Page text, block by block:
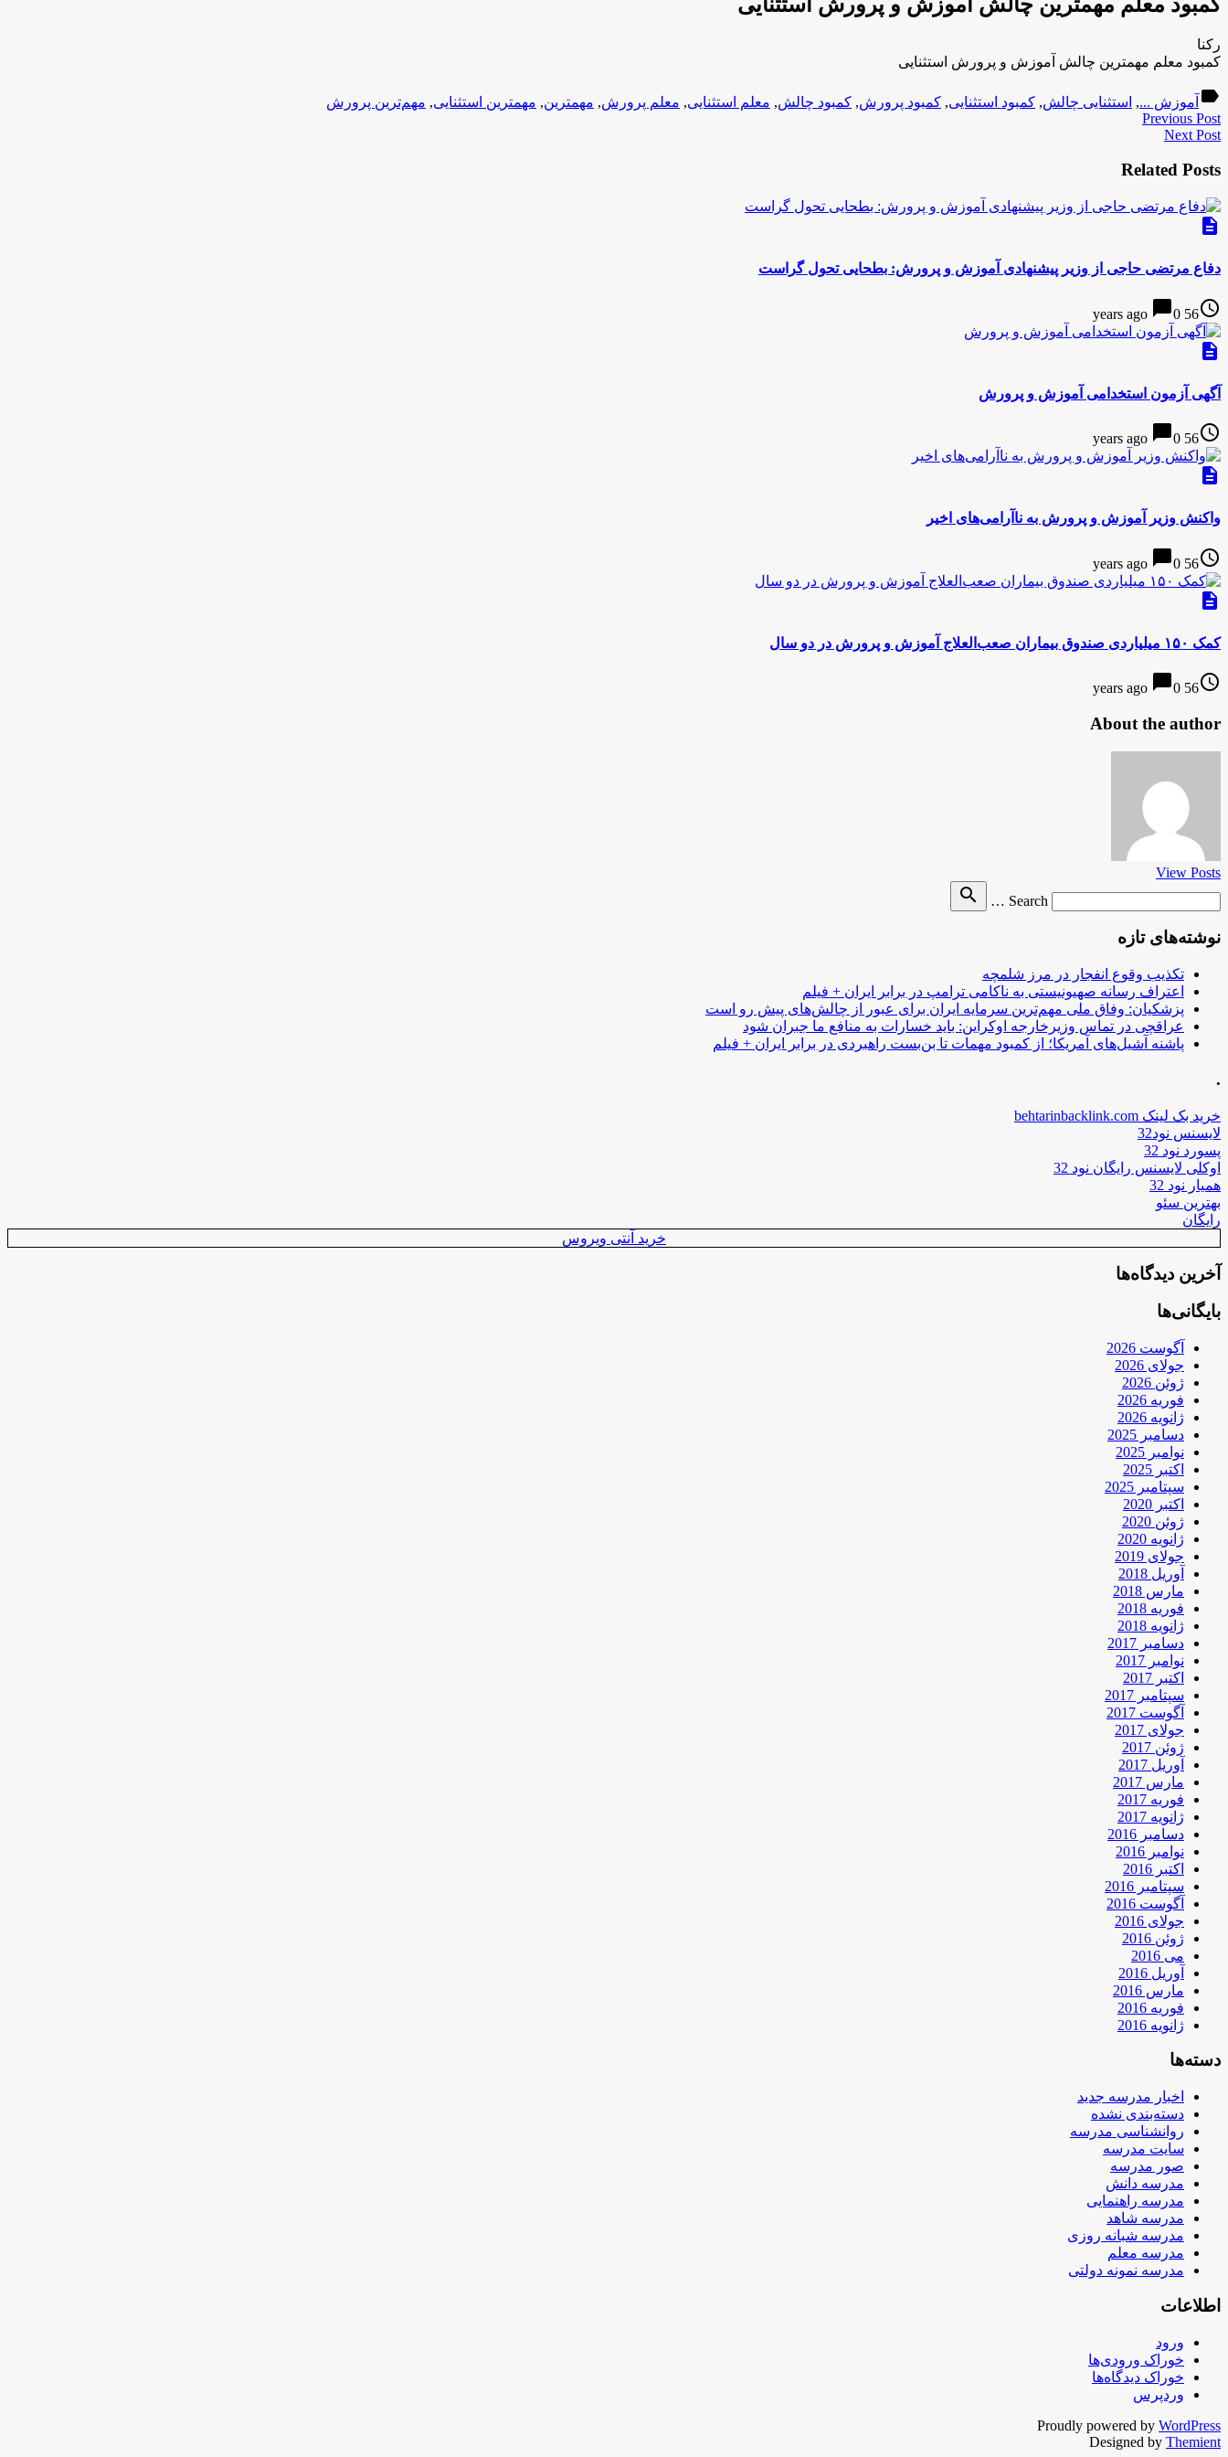
رکنا
کمبود معلم مهمترین چالش آموزش و پرورش استثنایی
label آموزش ..., استثنایی چالش, کمبود استثنایی, کمبود پرورش, کمبود چالش, معلم استثنایی, معلم پرورش, مهمترین, مهمترین استثنایی, مهم‌ترین پرورش
Previous Post
Next Post
Related Posts
description
دفاع مرتضی حاجی از وزیر پیشنهادی آموزش و پرورش: بطحایی تحول گراست
access_time
56 years ago
chat_bubble0
description
آگهی آزمون استخدامی آموزش و پرورش
access_time
56 years ago
chat_bubble0
description
واکنش وزیر آموزش و پرورش به ناآرامی‌های اخیر
access_time
56 years ago
chat_bubble0
description
کمک ۱۵۰ میلیاردی صندوق بیماران صعب‌العلاج آموزش و پرورش در دو سال
access_time
56 years ago
chat_bubble0
About the author
View Posts
Search …
search
نوشته‌های تازه
تکذیب وقوع انفجار در مرز شلمچه
اعتراف رسانه صهیونیستی به ناکامی ترامپ در برابر ایران + فیلم
پزشکیان: وفاق ملی مهم‌ترین سرمایه ایران برای عبور از چالش‌های پیش رو است
عراقچی در تماس وزیرخارجه اوکراین: باید خسارات به منافع ما جبران شود
پاشنه آشیل‌های آمریکا؛ از کمبود مهمات تا بن‌بست راهبردی در برابر ایران + فیلم
.
خرید بک لینک behtarinbacklink.com
لایسنس نود32
پسورد نود 32
اوکلی لایسنس رایگان نود 32
همیار نود 32
بهترین سئو
رایگان
خرید آنتی ویروس
آخرین دیدگاه‌ها
بایگانی‌ها
آگوست 2026
جولای 2026
ژوئن 2026
فوریه 2026
ژانویه 2026
دسامبر 2025
نوامبر 2025
اکتبر 2025
سپتامبر 2025
اکتبر 2020
ژوئن 2020
ژانویه 2020
جولای 2019
آوریل 2018
مارس 2018
فوریه 2018
ژانویه 2018
دسامبر 2017
نوامبر 2017
اکتبر 2017
سپتامبر 2017
آگوست 2017
جولای 2017
ژوئن 2017
آوریل 2017
مارس 2017
فوریه 2017
ژانویه 2017
دسامبر 2016
نوامبر 2016
اکتبر 2016
سپتامبر 2016
آگوست 2016
جولای 2016
ژوئن 2016
می 2016
آوریل 2016
مارس 2016
فوریه 2016
ژانویه 2016
دسته‌ها
اخبار مدرسه جدید
دسته‌بندی نشده
روانشناسی مدرسه
سایت مدرسه
صور مدرسه
مدرسه دانش
مدرسه راهنمایی
مدرسه شاهد
مدرسه شبانه روزی
مدرسه معلم
مدرسه نمونه دولتی
اطلاعات
ورود
خوراک ورودی‌ها
خوراک دیدگاه‌ها
وردپرس
Proudly powered by WordPress
Designed by Themient